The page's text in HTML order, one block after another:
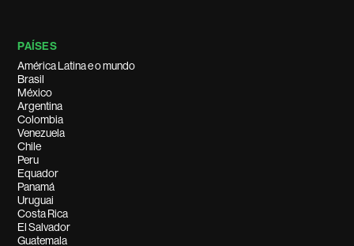
PAÍSES
América Latina e o mundo
Brasil
México
Argentina
Colombia
Venezuela
Chile
Peru
Equador
Panamá
Uruguai
Costa Rica
El Salvador
Guatemala